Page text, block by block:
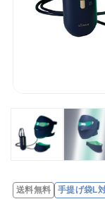
送料無料 手提げ袋L